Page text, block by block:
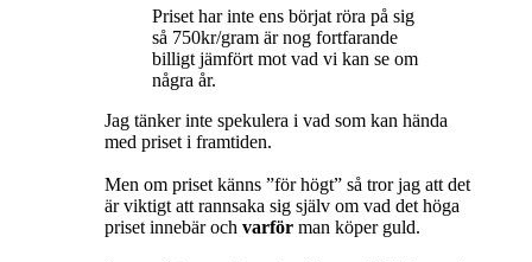
Priset har inte ens börjat röra på sig
så 750kr/gram är nog fortfarande
billigt jämfört mot vad vi kan se om
några år.
Jag tänker inte spekulera i vad som kan hända
med priset i framtiden.
Men om priset känns ”för högt” så tror jag att det
är viktigt att rannsaka sig själv om vad det höga
priset innebär och varför man köper guld.